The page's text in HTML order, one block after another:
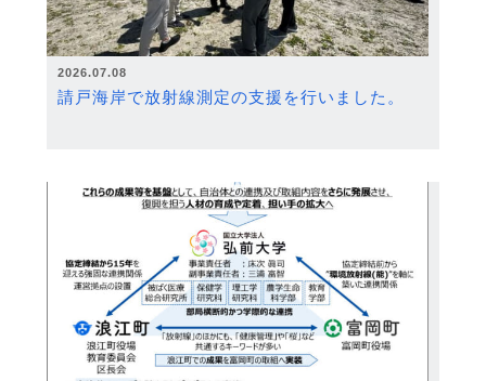
2026.07.08
請戸海岸で放射線測定の支援を行いました。